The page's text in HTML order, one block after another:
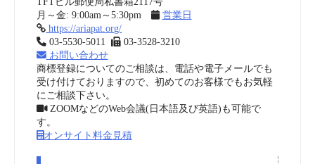
月～金: 9:00am～5:30pm
営業日
https://ariapat.org/
03-5530-5011
03-3528-3210
お問い合わせ
商標登録についてのご相談は、電話や電子メールでも
受け付けておりますので、初めてのお客様でもお気軽
にご相談下さい。
ZOOMなどのWeb会議(日本語及び英語)も可能で
す。
オンサイト料金見積